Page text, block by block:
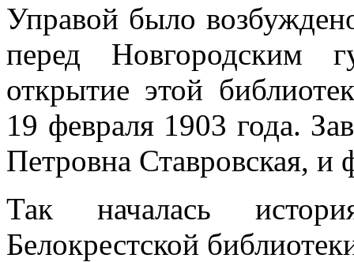
Управой было
перед Новгородским
открытие этой
19 февраля 1903 года.
Петровна Ставровская, и
Так началась
Белокрестской